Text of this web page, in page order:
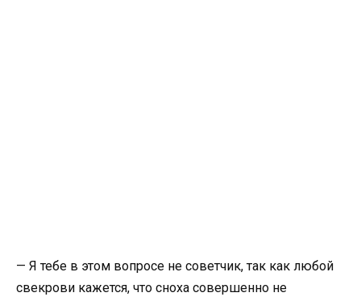
— Я тебе в этом вопросе не советчик, так как любой
свекрови кажется, что сноха совершенно не